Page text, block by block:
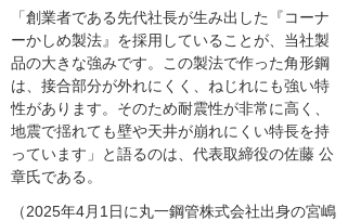
「創業者である先代社長が生み出した『コーナ
ーかしめ製法』を採用していることが、当社製
品の大きな強みです。この製法で作った角形鋼
は、接合部分が外れにくく、ねじれにも強い特
性があります。そのため耐震性が非常に高く、
地震で揺れても壁や天井が崩れにくい特長を持
っています」と語るのは、代表取締役の佐藤 公
章氏である。
（2025年4月1日に丸一鋼管株式会社出身の宮嶋